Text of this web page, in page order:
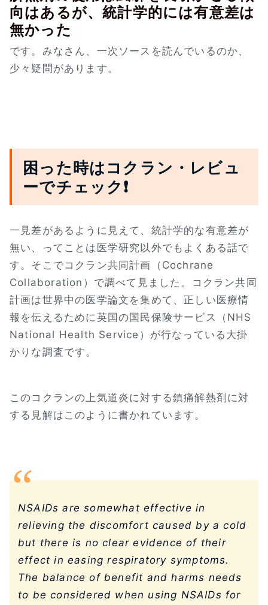
向はあるが、統計学的には有意差は
無かった
です。みなさん、一次ソースを読んでいるのか、
少々疑問があります。
困った時はコクラン・レビュ
ーでチェック❗
一見差があるように見えて、統計学的な有意差が
無い、ってことは医学研究以外でもよくある話で
す。そこでコクラン共同計画（Cochrane
Collaboration）で調べて見ました。コクラン共同
計画は世界中の医学論文を集めて、正しい医療情
報を伝えるために英国の国民保険サービス（NHS
National Health Service）が行なっている大掛
かりな調査です。
このコクランの上気道炎に対する鎮痛解熱剤に対
する見解はこのように書かれています。
NSAIDs are somewhat effective in
relieving the discomfort caused by a cold
but there is no clear evidence of their
effect in easing respiratory symptoms.
The balance of benefit and harms needs
to be considered when using NSAIDs for